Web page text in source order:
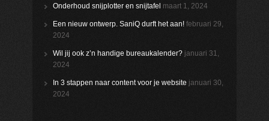
Onderhoud snijplotter en snijtafel maart 1, 2024
Een nieuw ontwerp. SaniQ durft het aan! februari 29,
2024
Wil jij ook z’n handige bureaukalender? januari 31,
2024
In 3 stappen naar content voor je website januari 30,
2024